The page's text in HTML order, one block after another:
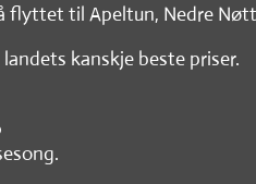
flyttet til Apeltun, Nedre
kanskje beste priser.